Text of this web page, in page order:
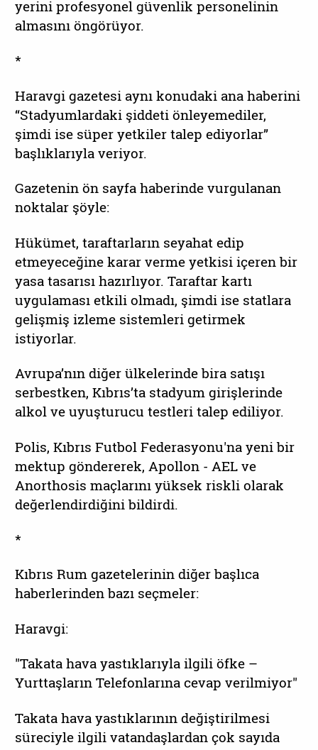
yerini profesyonel güvenlik personelinin
almasını öngörüyor.
*
Haravgi gazetesi aynı konudaki ana haberini
“Stadyumlardaki şiddeti önleyemediler,
şimdi ise süper yetkiler talep ediyorlar”
başlıklarıyla veriyor.
Gazetenin ön sayfa haberinde vurgulanan
noktalar şöyle:
Hükümet, taraftarların seyahat edip
etmeyeceğine karar verme yetkisi içeren bir
yasa tasarısı hazırlıyor. Taraftar kartı
uygulaması etkili olmadı, şimdi ise statlara
gelişmiş izleme sistemleri getirmek
istiyorlar.
Avrupa’nın diğer ülkelerinde bira satışı
serbestken, Kıbrıs’ta stadyum girişlerinde
alkol ve uyuşturucu testleri talep ediliyor.
Polis, Kıbrıs Futbol Federasyonu'na yeni bir
mektup göndererek, Apollon - AEL ve
Anorthosis maçlarını yüksek riskli olarak
değerlendirdiğini bildirdi.
*
Kıbrıs Rum gazetelerinin diğer başlıca
haberlerinden bazı seçmeler:
Haravgi:
"Takata hava yastıklarıyla ilgili öfke –
Yurttaşların Telefonlarına cevap verilmiyor"
Takata hava yastıklarının değiştirilmesi
süreciyle ilgili vatandaşlardan çok sayıda